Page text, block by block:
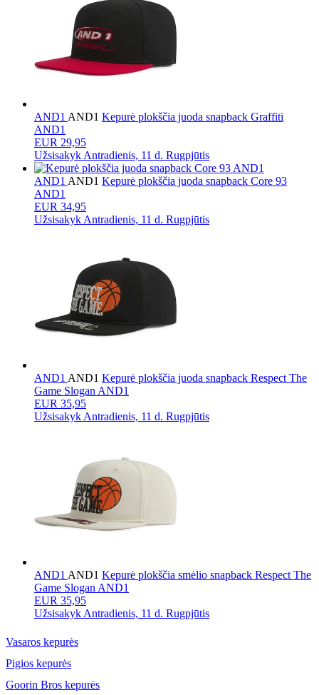
AND1 AND1 Kepurė plokščia juoda snapback Graffiti
AND1
EUR 29,95
Užsisakyk Antradienis, 11 d. Rugpjūtis
AND1 AND1 Kepurė plokščia juoda snapback Core 93
AND1
EUR 34,95
Užsisakyk Antradienis, 11 d. Rugpjūtis
AND1 AND1 Kepurė plokščia juoda snapback Respect The
Game Slogan AND1
EUR 35,95
Užsisakyk Antradienis, 11 d. Rugpjūtis
AND1 AND1 Kepurė plokščia smėlio snapback Respect The
Game Slogan AND1
EUR 35,95
Užsisakyk Antradienis, 11 d. Rugpjūtis
Vasaros kepurės
Pigios kepurės
Goorin Bros kepurės